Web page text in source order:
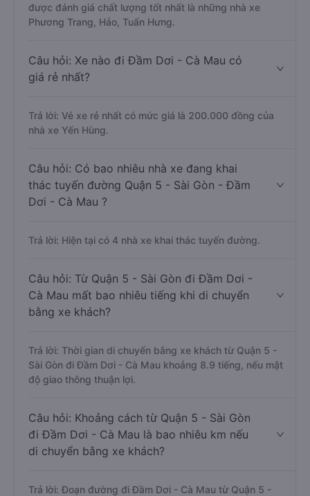
được đánh giá chất lượng tốt nhất là những nhà xe
Phương Trang, Hảo, Tuấn Hưng.
Câu hỏi: Xe nào đi Đầm Dơi - Cà Mau có
giá rẻ nhất?
Trả lời: Vé xe rẻ nhất có mức giá là 200.000 đồng của
nhà xe Yến Hùng.
Câu hỏi: Có bao nhiêu nhà xe đang khai
thác tuyến đường Quận 5 - Sài Gòn - Đầm
Dơi - Cà Mau ?
Trả lời: Hiện tại có 4 nhà xe khai thác tuyến đường.
Câu hỏi: Từ Quận 5 - Sài Gòn đi Đầm Dơi -
Cà Mau mất bao nhiêu tiếng khi di chuyển
bằng xe khách?
Trả lời: Thời gian di chuyển bằng xe khách từ Quận 5 -
Sài Gòn đi Đầm Dơi - Cà Mau khoảng 8.9 tiếng, nếu mật
độ giao thông thuận lợi.
Câu hỏi: Khoảng cách từ Quận 5 - Sài Gòn
đi Đầm Dơi - Cà Mau là bao nhiêu km nếu
di chuyển bằng xe khách?
Trả lời: Đoạn đường đi Đầm Dơi - Cà Mau từ Quận 5 -